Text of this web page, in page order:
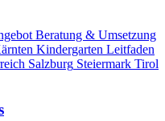
Beratung & Umsetzung
Kindergarten Leitfaden
Salzburg Steiermark Tirol